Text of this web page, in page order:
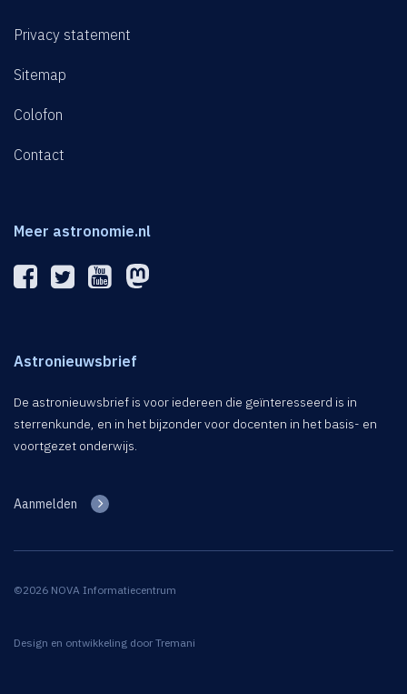
Privacy statement
Sitemap
Colofon
Contact
Meer astronomie.nl
Astronieuwsbrief
De astronieuwsbrief is voor iedereen die geïnteresseerd is in
sterrenkunde, en in het bijzonder voor docenten in het basis- en
voortgezet onderwijs.
Aanmelden
©2026 NOVA Informatiecentrum
Design en ontwikkeling door Tremani